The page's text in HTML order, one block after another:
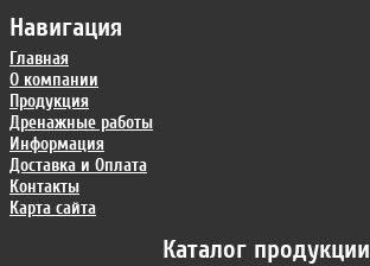
Каталог продукции
Навигация
Главная
О компании
Продукция
Дренажные работы
Информация
Доставка и Оплата
Контакты
Карта сайта